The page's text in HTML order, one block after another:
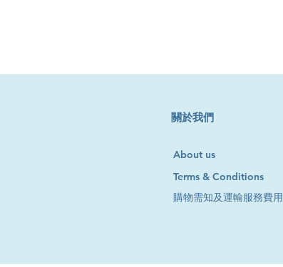
​關於我們
About us
Terms & Conditions
購物需知及運輸服務費用